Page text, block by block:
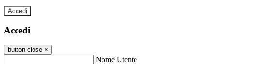
Accedi
Accedi
button close ×
Nome Utente